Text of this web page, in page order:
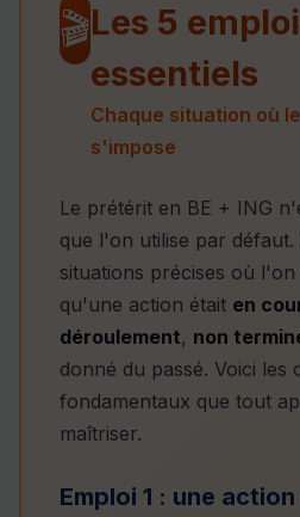
🎬Les 5
essentiels
Chaque situation où
s'impose
Le prétérit en BE + ING
que l'on utilise par
situations précises où
qu'une action était en
déroulement, non
donné du passé. Voici les
fondamentaux que tout
maîtriser.
Emploi 1 : une